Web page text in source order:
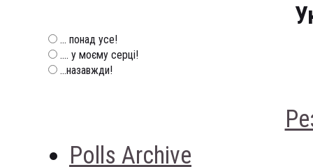
... понад усе!
.... у моєму серці!
...назавжди!
Polls Archive